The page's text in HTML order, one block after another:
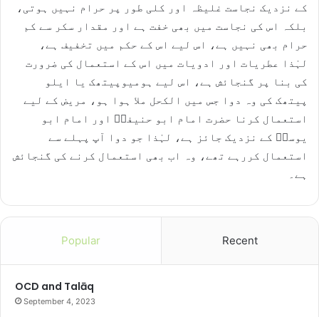
کے نزدیک نجاست غلیظہ اور کلی طور پر حرام نہیں ہوتی،
بلکہ اس کی نجاست میں بھی خفت ہے اور مقدار سکر سے کم
حرام بھی نہیں ہے، اس لیے اس کے حکم میں تخفیف ہے،
لہٰذا عطریات اور ادویات میں اس کے استعمال کی ضرورت
کی بنا پر گنجائش ہے، اس لیے ہومیوپیتھک یا ایلو
پیتھک کی وہ دوا جس میں الکحل ملا ہوا ہو، مریض کے لیے
استعمال کرنا حضرت امام ابو حنیفہؒ اور امام ابو
یوسفؒ کے نزدیک جائز ہے، لہٰذا جو دوا آپ پہلے سے
استعمال کررہے تھے، وہ اب بھی استعمال کرنے کی گنجائش
ہے۔
Popular Recent
OCD and Talāq
September 4, 2023